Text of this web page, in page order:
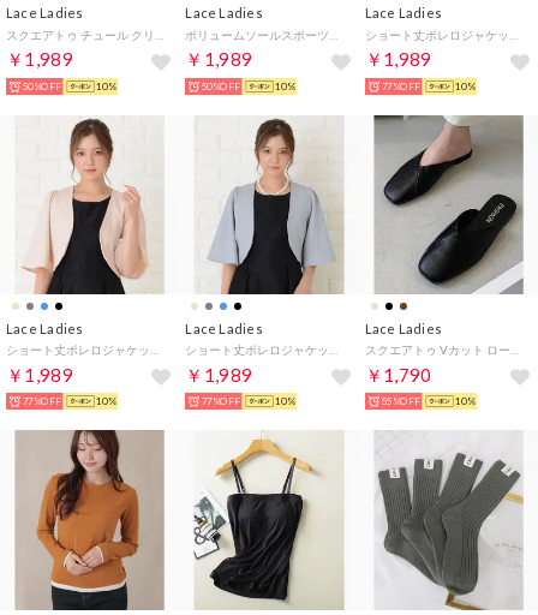
Lace Ladies
￥1,989
50%OFF 10%
Lace Ladies
￥1,989
50%OFF 10%
Lace Ladies
￥1,989
77%OFF 10%
Lace Ladies
￥1,989
77%OFF 10%
Lace Ladies
￥1,989
77%OFF 10%
Lace Ladies
￥1,790
55%OFF 10%